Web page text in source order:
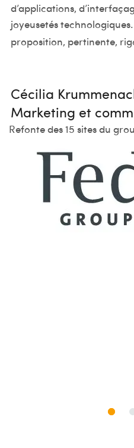
d’applications,
joyeusetés
proposition, pertinente,
Cécilia
Marketing et
Refonte des 15 sites du
approche sur le plan
Ideematic pour leur
technique de mon act...
Maxime Vitrey -
pas fallu longtemps pour
méthodologie de l’agence
questionnement constant
Vincent Marichez,